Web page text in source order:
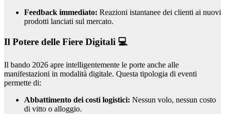
Feedback immediato: Reazioni istantanee dei clienti ai nuovi
prodotti lanciati sul mercato.
Il Potere delle Fiere Digitali 💻
Il bando 2026 apre intelligentemente le porte anche alle
manifestazioni in modalità digitale. Questa tipologia di eventi
permette di:
Abbattimento dei costi logistici: Nessun volo, nessun costo
di vitto o alloggio.